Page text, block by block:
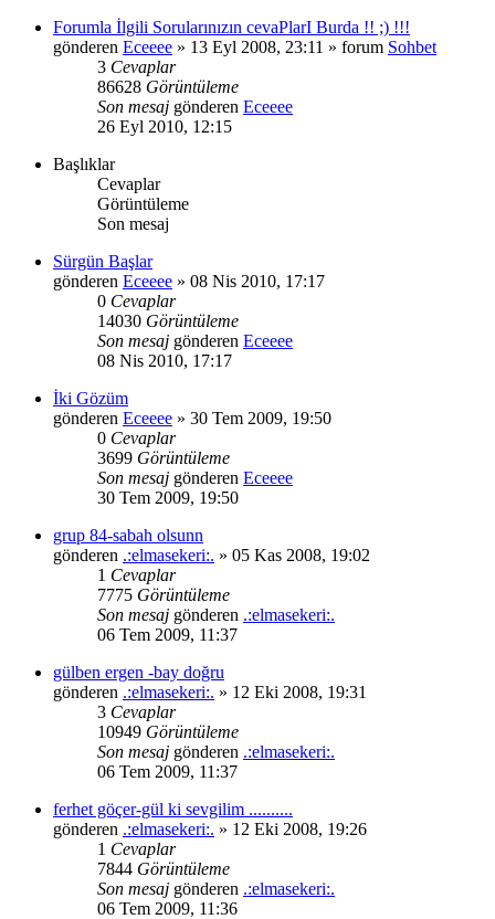
Forumla İlgili Sorularınızın cevaPlarI Burda !! ;) !!!
gönderen Eceeee » 13 Eyl 2008, 23:11 » forum Sohbet
3 Cevaplar
86628 Görüntüleme
Son mesaj gönderen Eceeee
26 Eyl 2010, 12:15
Başlıklar
Cevaplar
Görüntüleme
Son mesaj
Sürgün Başlar
gönderen Eceeee » 08 Nis 2010, 17:17
0 Cevaplar
14030 Görüntüleme
Son mesaj gönderen Eceeee
08 Nis 2010, 17:17
İki Gözüm
gönderen Eceeee » 30 Tem 2009, 19:50
0 Cevaplar
3699 Görüntüleme
Son mesaj gönderen Eceeee
30 Tem 2009, 19:50
grup 84-sabah olsunn
gönderen .:elmasekeri:. » 05 Kas 2008, 19:02
1 Cevaplar
7775 Görüntüleme
Son mesaj gönderen .:elmasekeri:.
06 Tem 2009, 11:37
gülben ergen -bay doğru
gönderen .:elmasekeri:. » 12 Eki 2008, 19:31
3 Cevaplar
10949 Görüntüleme
Son mesaj gönderen .:elmasekeri:.
06 Tem 2009, 11:37
ferhet göçer-gül ki sevgilim ..........
gönderen .:elmasekeri:. » 12 Eki 2008, 19:26
1 Cevaplar
7844 Görüntüleme
Son mesaj gönderen .:elmasekeri:.
06 Tem 2009, 11:36